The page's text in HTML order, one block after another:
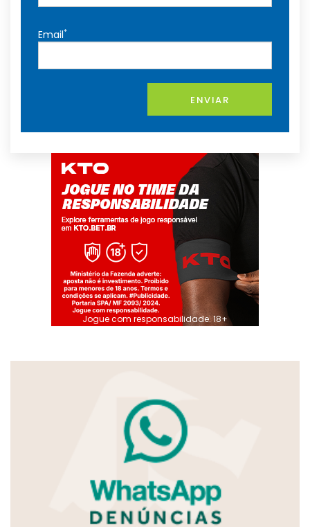
Email*
ENVIAR
Jogue com responsabilidade. 18+